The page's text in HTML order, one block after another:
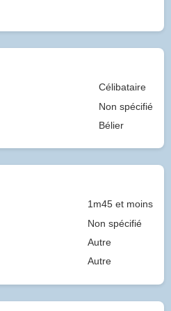
Célibataire
Non spécifié
Bélier
1m45 et moins
Non spécifié
Autre
Autre